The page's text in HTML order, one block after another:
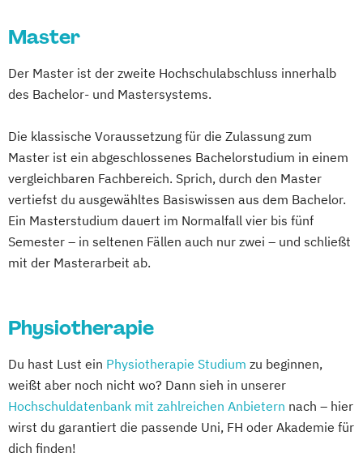
Management in Pflege- und
Oecotrophologie
Pflege - berufsbegleitende Variante
Pflege - duale Variante
Pflege- und Gesundheitsmanagement
Psychiatrische Pflege/Psychische
Gesundheit
Soziale Arbeit
Soziale Arbeit und Forschung
Soziale Arbeit. Therapie
Betreuung (Clinical Casework) –
Psychosoziale Hilfen für gesundheitlich
gefährdete
erkrankte und behinderte Menschen
Therapie- und Gesundheitsmanagement –
Fachrichtung Physiotherapie oder
Master
Der Master ist der zweite Hochschulabschluss innerhalb
des Bachelor- und Mastersystems.
Die klassische Voraussetzung für die Zulassung zum
Master ist ein abgeschlossenes Bachelorstudium in einem
vergleichbaren Fachbereich. Sprich, durch den Master
vertiefst du ausgewähltes Basiswissen aus dem Bachelor.
Ein Masterstudium dauert im Normalfall vier bis fünf
Semester – in seltenen Fällen auch nur zwei – und schließt
mit der Masterarbeit ab.
Physiotherapie
Du hast Lust ein Physiotherapie Studium zu beginnen,
weißt aber noch nicht wo? Dann sieh in unserer
Hochschuldatenbank mit zahlreichen Anbietern nach – hier
wirst du garantiert die passende Uni, FH oder Akademie für
dich finden!